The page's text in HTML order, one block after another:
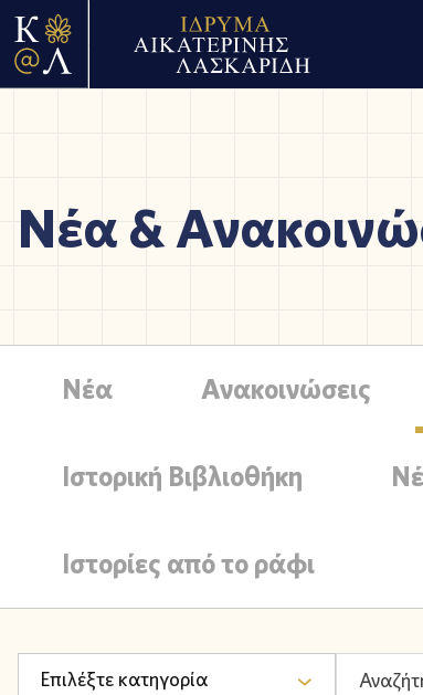
Νέα &
Νέα Ανακοινώσεις
Ιστορική Βιβλιοθήκη
Ιστορίες από το ράφι
Επιλέξτε κατηγορία